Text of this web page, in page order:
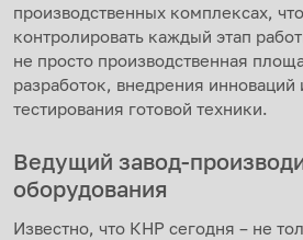
производственных комплексах,
контролировать каждый этап
не просто производственная
разработок, внедрения инноваций
тестирования готовой техники.
Ведущий завод-
оборудования
Известно, что КНР сегодня – не